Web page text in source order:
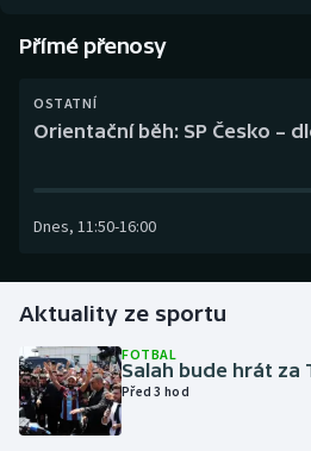
Box
Curling
Golf
Gymnastika
Házená
Přímé přenosy
OSTATNÍ
Orientační běh: SP Česko –
Dnes, 11:50-16:00
Aktuality ze sportu
FOTBAL
Salah bude hrát za
Před 3 hod